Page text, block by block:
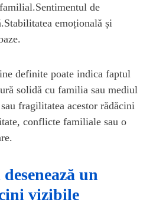
de
emoțională și
definite poate indica faptul
solidă cu familia sau mediul
fragilitatea acestor rădăcini
conflicte familiale sau o
un
vizibile